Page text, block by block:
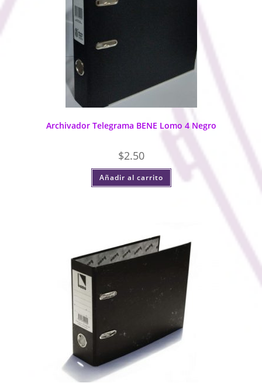
Archivador Telegrama BENE Lomo 4 Negro
$2.50
Añadir al carrito